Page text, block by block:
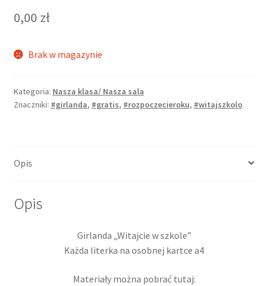
0,00 zł
Brak w magazynie
Kategoria: Nasza klasa/ Nasza sala
Znaczniki: #girlanda, #gratis, #rozpoczecieroku, #witajszkolo
Opis
Opis
Girlanda „Witajcie w szkole”
Każda literka na osobnej kartce a4
Materiały można pobrać tutaj: